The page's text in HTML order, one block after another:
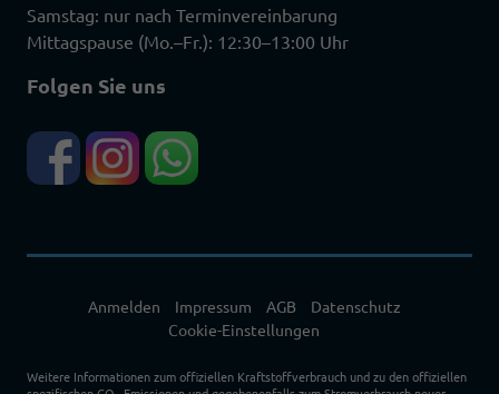
Samstag: nur nach Terminvereinbarung
Mittagspause (Mo.–Fr.): 12:30–13:00 Uhr
Folgen Sie uns
Anmelden Impressum AGB
Datenschutz
Cookie-Einstellungen
Weitere Informationen zum offiziellen Kraftstoffverbrauch und zu den offiziellen